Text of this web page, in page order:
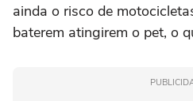
ainda o risco de
baterem atingirem o pet, o